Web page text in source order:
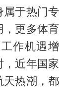
属于热门专
，更多体育
作机遇增
，近年国家
天热潮，都